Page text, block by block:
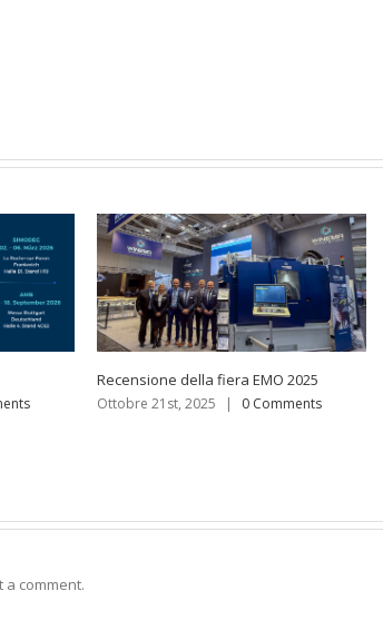
Recensione della fiera EMO 2025
Ottobre 21st, 2025 | 0 Comments
a comment.